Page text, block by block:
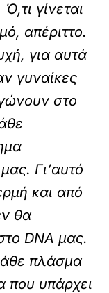
γίνεται
απέριττο.
για αυτά
γυναίκες
στο
Γι’αυτό
και από
θα
DNA μας.
πλάσμα
που υπάρχει